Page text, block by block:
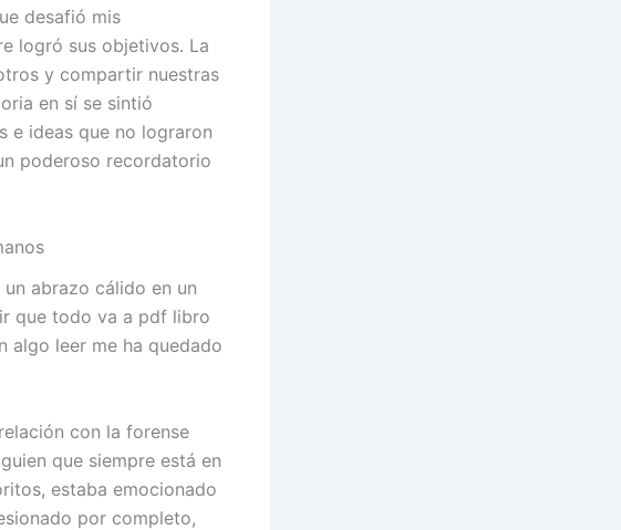
desafió mis
logró sus objetivos. La
y compartir nuestras
en sí se sintió
e ideas que no lograron
poderoso recordatorio
abrazo cálido en un
que todo va a pdf libro
algo leer me ha quedado
con la forense
que siempre está en
estaba emocionado
por completo,